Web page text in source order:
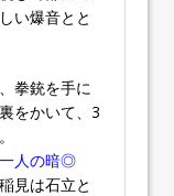
い爆音とと
拳銃を手に
をかいて、3
人の暗◎
見は石立と